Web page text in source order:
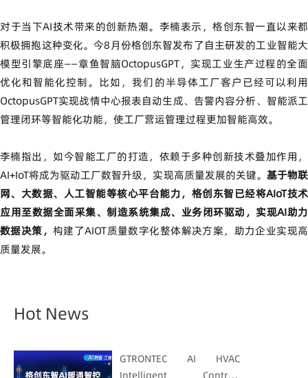
对于当下AI技术带来的创新热潮。李楠表示，格创东智一直以来都
积极拥抱这种变化。今8月份格创东智发布了自主研发的工业智能大
模型引擎底座——章鱼智脑OctopusGPT，实现工业生产过程的全面
优化和智能化控制。比如，我们的半导体工厂客户已经可以利用
OctopusGPT实现战情中心报表自动生成、告警内容分析、智能派工
管理闭环等智能化功能，使工厂营运管理过程更加智能高效。
李楠指出，如今智能工厂的打造，依赖于多种创新技术叠加作用，
AI+IoT将成为驱动工厂数智升级，实现高质量发展的关键。 基于物联
网、大数据、人工智能等核心平台能力，格创东智已经将AIoT技术
应用至数据全面采集、制造系统集成、业务闭环驱动，实现AI助力
数据决策，构建了AIOT质量数字化整体解决方案，助力企业实现高
质量发展。
Hot News
GTRONTEC AI HVAC